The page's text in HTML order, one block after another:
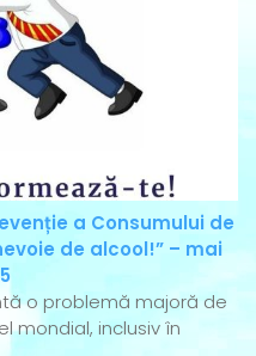
a Consumului de
de alcool!” – mai
o problemă majoră de
mondial, inclusiv în